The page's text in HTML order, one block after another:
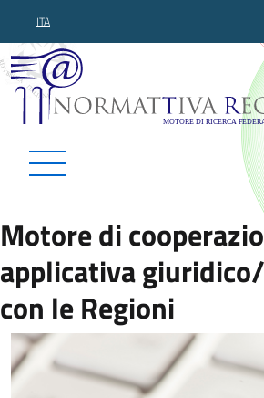
ITA
Normattiva
Motore di
applicativa
con le Regioni